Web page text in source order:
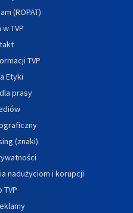
(ROPAT)
TVP
TVP
Etyki
prasy
(znaki)
nadużyciom i korupcji
TVP